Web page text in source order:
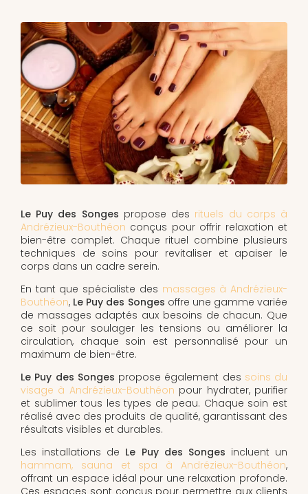
Le Puy des Songes propose des rituels du corps à
Andrézieux-Bouthéon conçus pour offrir relaxation et
bien-être complet. Chaque rituel combine plusieurs
techniques de soins pour revitaliser et apaiser le
corps dans un cadre serein.
En tant que spécialiste des massages à Andrézieux-
Bouthéon, Le Puy des Songes offre une gamme variée
de massages adaptés aux besoins de chacun. Que
ce soit pour soulager les tensions ou améliorer la
circulation, chaque soin est personnalisé pour un
maximum de bien-être.
Le Puy des Songes propose également des soins du
visage à Andrézieux-Bouthéon pour hydrater, purifier
et sublimer tous les types de peau. Chaque soin est
réalisé avec des produits de qualité, garantissant des
résultats visibles et durables.
Les installations de Le Puy des Songes incluent un
hammam, sauna et spa à Andrézieux-Bouthéon,
offrant un espace idéal pour une relaxation profonde.
Ces espaces sont conçus pour permettre aux clients